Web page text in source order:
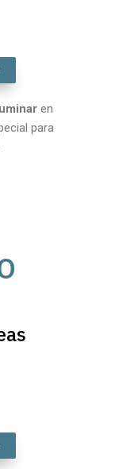
en
para